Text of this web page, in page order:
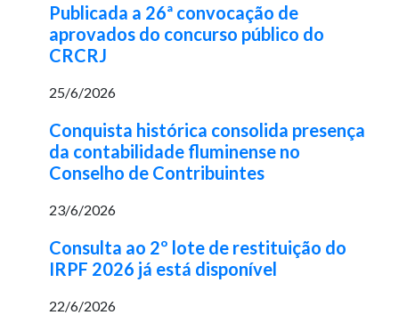
Publicada a 26ª convocação de
aprovados do concurso público do
CRCRJ
25/6/2026
Conquista histórica consolida presença
da contabilidade fluminense no
Conselho de Contribuintes
23/6/2026
Consulta ao 2º lote de restituição do
IRPF 2026 já está disponível
22/6/2026